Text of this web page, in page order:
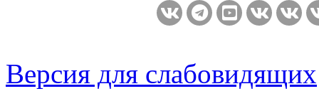
Версия для слабовидящих